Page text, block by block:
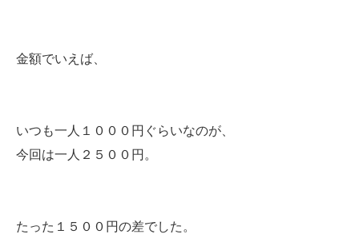
金額でいえば、
いつも一人１０００円ぐらいなのが、
今回は一人２５００円。
たった１５００円の差でした。